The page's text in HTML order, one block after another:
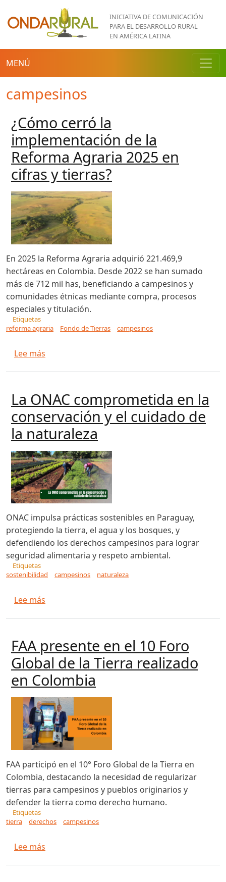
Pasar al contenido principal
INICIATIVA DE COMUNICACIÓN
PARA EL DESARROLLO RURAL
EN AMÉRICA LATINA
MENÚ
campesinos
¿Cómo cerró la
implementación de la
Reforma Agraria 2025 en
cifras y tierras?
En 2025 la Reforma Agraria adquirió 221.469,9
hectáreas en Colombia. Desde 2022 se han sumado
más de 712 mil has, beneficiando a campesinos y
comunidades étnicas mediante compra, procesos
especiales y titulación.
Etiquetas
reforma agraria
Fondo de Tierras campesinos
Lee más
La ONAC comprometida en la
conservación y el cuidado de
la naturaleza
ONAC impulsa prácticas sostenibles en Paraguay,
protegiendo la tierra, el agua y los bosques, y
defendiendo los derechos campesinos para lograr
seguridad alimentaria y respeto ambiental.
Etiquetas
sostenibilidad
campesinos naturaleza
Lee más
FAA presente en el 10 Foro
Global de la Tierra realizado
en Colombia
FAA participó en el 10° Foro Global de la Tierra en
Colombia, destacando la necesidad de regularizar
tierras para campesinos y pueblos originarios y
defender la tierra como derecho humano.
Etiquetas
tierra
derechos campesinos
Lee más